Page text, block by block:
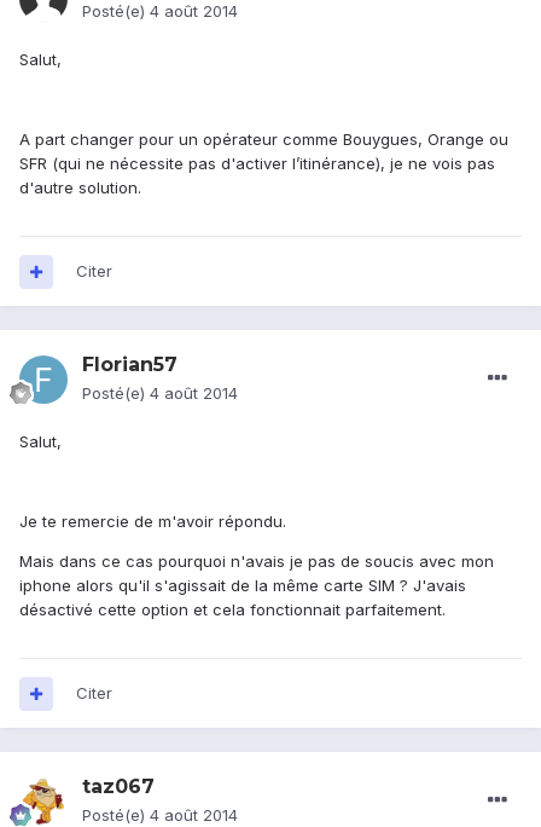
Posté(e) 4 août 2014
Salut,
A part changer pour un opérateur comme Bouygues, Orange ou
SFR (qui ne nécessite pas d'activer l’itinérance), je ne vois pas
d'autre solution.
Citer
Florian57
Posté(e) 4 août 2014
Salut,
Je te remercie de m'avoir répondu.
Mais dans ce cas pourquoi n'avais je pas de soucis avec mon
iphone alors qu'il s'agissait de la même carte SIM ? J'avais
désactivé cette option et cela fonctionnait parfaitement.
Citer
taz067
Posté(e) 4 août 2014